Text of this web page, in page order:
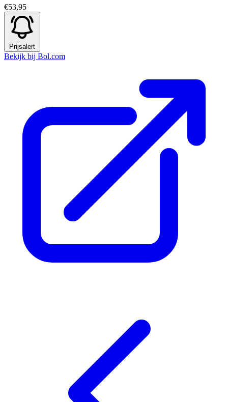
€53,95
Prijsalert
Bekijk bij Bol.com